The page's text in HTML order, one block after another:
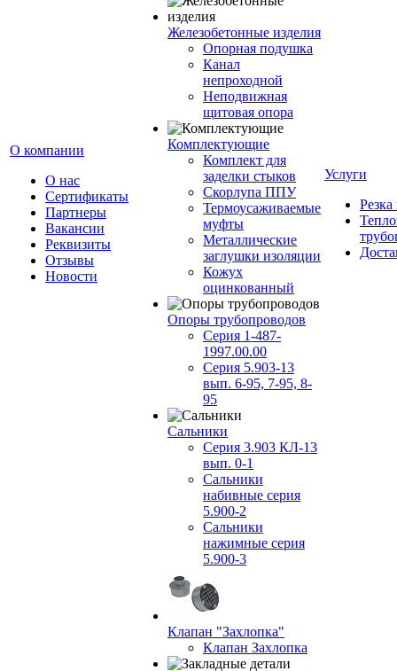
О компании
О нас
Сертификаты
Партнеры
Вакансии
Реквизиты
Отзывы
Новости
Железобетонные изделия
Опорная подушка
Канал
непроходной
Неподвижная
щитовая опора
Комплектующие
Комплект для
заделки стыков
Скорлупа ППУ
Термоусаживаемые
муфты
Металлические
заглушки изоляции
Кожух
оцинкованный
Опоры трубопроводов
Серия 1-487-
1997.00.00
Серия 5.903-13
вып. 6-95, 7-95, 8-
95
Сальники
Серия 3.903 КЛ-13
вып. 0-1
Сальники
набивные серия
5.900-2
Сальники
нажимные серия
5.900-3
Клапан "Захлопка"
Клапан Захлопка
Услуги
Резка